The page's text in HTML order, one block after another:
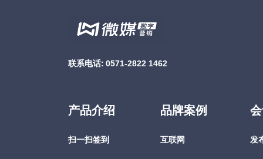
联系电话: 0571-2822 1462
产品介绍
扫一扫签到
品牌案例
互联网 发